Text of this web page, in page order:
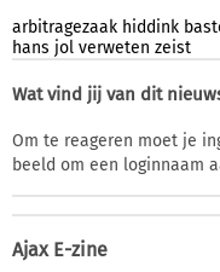
arbitragezaak hiddink
hans jol verweten zeist
Wat vind jij van dit
Om te reageren moet je
beeld om een loginnaam
Ajax E-zine